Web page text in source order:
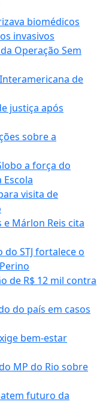
biomédicos
invasivos
Operação Sem
de
justiça após
sobre a
a força do
visita de
Márlon Reis cita
STJ fortalece o
de R$ 12 mil contra
do país em casos
bem-estar
MP do Rio sobre
futuro da